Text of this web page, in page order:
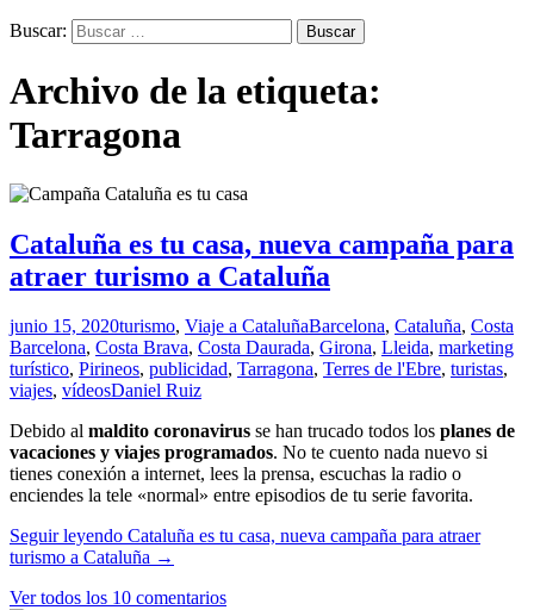
Buscar:
Archivo de la etiqueta:
Tarragona
Cataluña es tu casa, nueva campaña para
atraer turismo a Cataluña
junio 15, 2020turismo, Viaje a CataluñaBarcelona, Cataluña, Costa
Barcelona, Costa Brava, Costa Daurada, Girona, Lleida, marketing
turístico, Pirineos, publicidad, Tarragona, Terres de l'Ebre, turistas,
viajes, vídeosDaniel Ruiz
Debido al maldito coronavirus se han trucado todos los planes de
vacaciones y viajes programados. No te cuento nada nuevo si
tienes conexión a internet, lees la prensa, escuchas la radio o
enciendes la tele «normal» entre episodios de tu serie favorita.
Seguir leyendo Cataluña es tu casa, nueva campaña para atraer
turismo a Cataluña →
Ver todos los 10 comentarios